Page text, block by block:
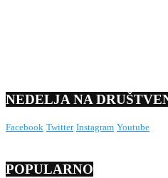
NEDELJA NA
Facebook Twitter Instagram Youtube
POPULARNO